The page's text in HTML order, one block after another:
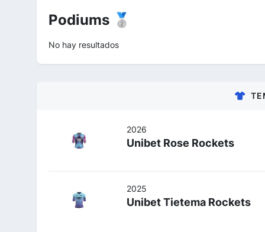
Podiums 🥈
No hay resultados
2026
Unibet Rose Rockets
2025
Unibet Tietema Rockets